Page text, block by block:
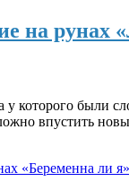
на рунах
у которого были
впустить
«Беременна ли я»